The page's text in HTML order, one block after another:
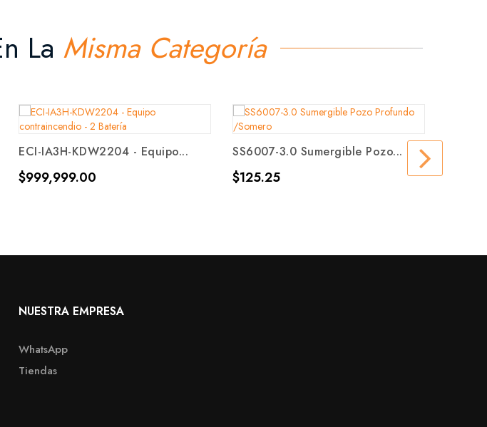
La Misma Categoría
ECI-IA3H-KDW2204 - Equipo...
Precio
$999,999.00
SS6007-3.0 Sumergible Pozo...
Precio
$125.25
NUESTRA EMPRESA
WhatsApp
Tiendas